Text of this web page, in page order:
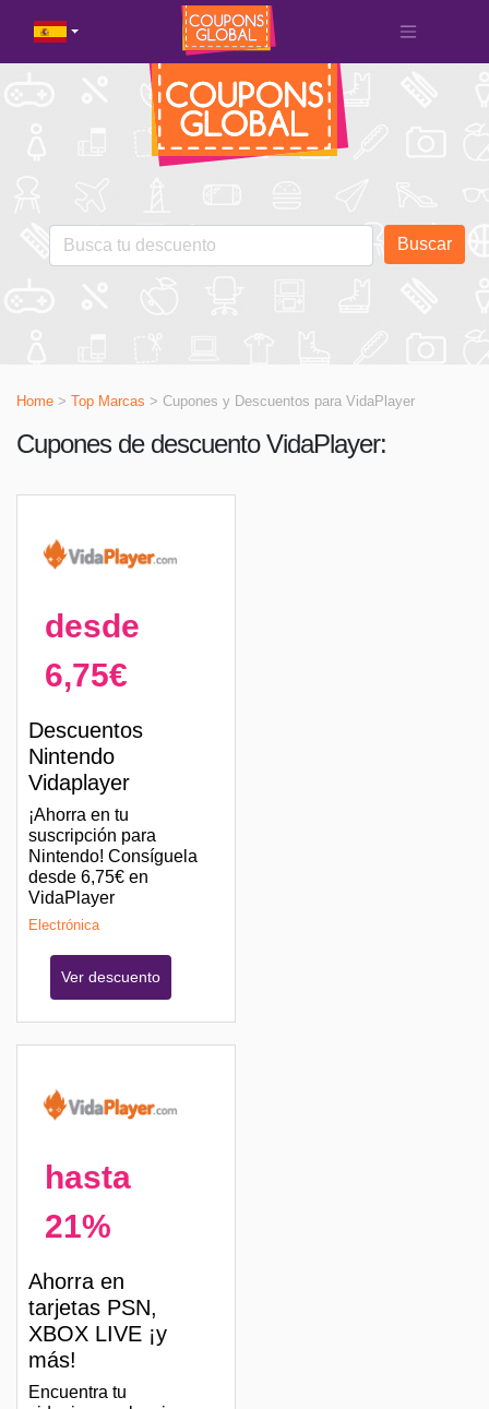
Buscar
Home > Top Marcas > Cupones y Descuentos para VidaPlayer
Cupones de descuento VidaPlayer:
desde
6,75€
Descuentos
Nintendo
Vidaplayer
¡Ahorra en tu
suscripción para
Nintendo! Consíguela
desde 6,75€ en
VidaPlayer
Electrónica
Ver descuento
hasta
21%
Ahorra en
tarjetas PSN,
XBOX LIVE ¡y
más!
Encuentra tu